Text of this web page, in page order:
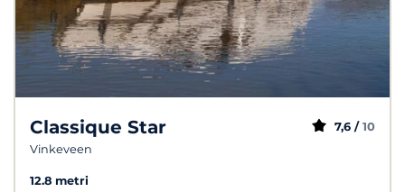
Classique Star
Vinkeveen
7,6 / 10
12.8 metri